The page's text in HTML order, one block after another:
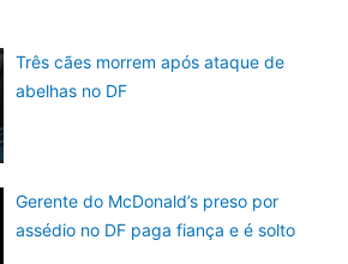
Três cães morrem após ataque de
abelhas no DF
Gerente do McDonald’s preso por
assédio no DF paga fiança e é solto